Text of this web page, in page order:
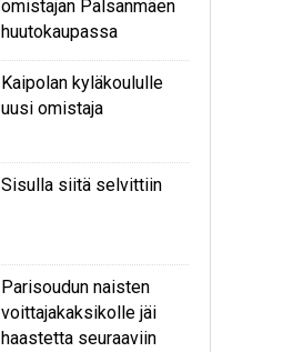
omistajan Palsanmäen
huutokaupassa
Kaipolan kyläkoululle
uusi omistaja
Sisulla siitä selvittiin
Parisoudun naisten
voittajakaksikolle jäi
haastetta seuraaviin